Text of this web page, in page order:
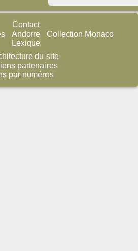
Contact
Andorre
Lexique
Collection Monaco
du site
partenaires
par numéros